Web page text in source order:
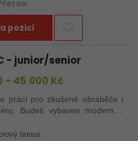
pozici
- junior/senior
- 45 000 Kč
práci pro zkušené obráběče i
bonus